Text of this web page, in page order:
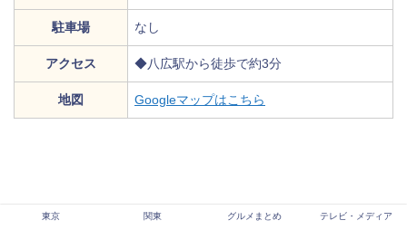
駐車場 なし
アクセス ◆八広駅から徒歩で約3分
地図 Googleマップはこちら
東京 関東 グルメまとめ テレビ・メディア